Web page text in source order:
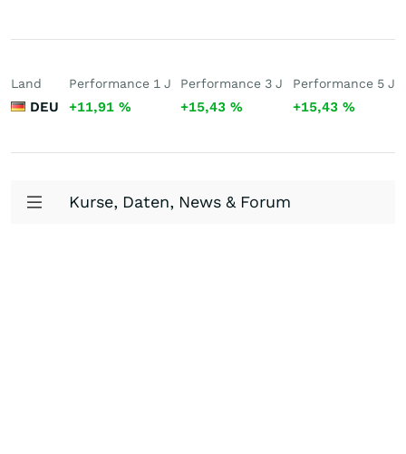
Land
DEU
Performance 1 J
+11,91 %
Performance 3 J
+15,43%
Performance 5 J
+15,43 %
Kurse, Daten, News & Forum